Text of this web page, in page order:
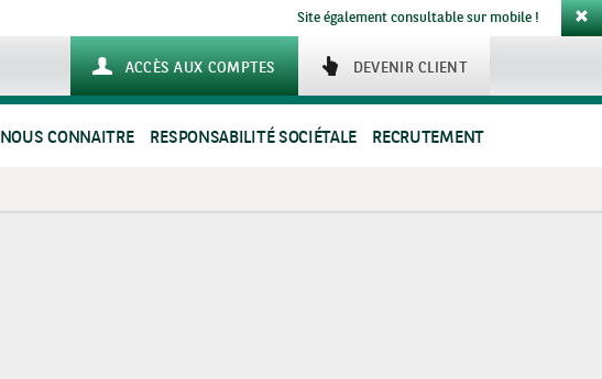
Site également consultable sur mobile !
DEVENIR CLIENT
ACCÈS AUX COMPTES
NOUS CONNAITRE RESPONSABILITÉ SOCIÉTALE RECRUTEMENT